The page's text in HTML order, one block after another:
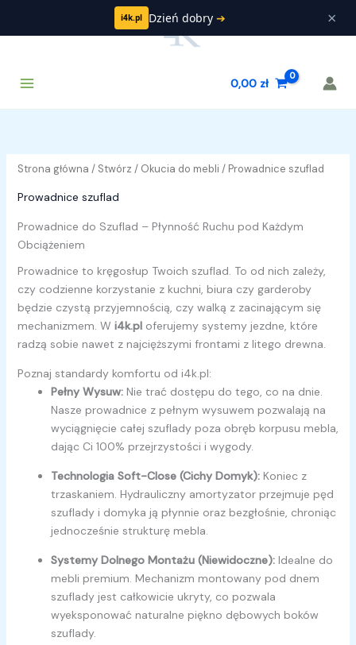
0,00 zł
Strona główna / Stwórz / Okucia do mebli / Prowadnice szuflad
Prowadnice szuflad
Prowadnice do Szuflad – Płynność Ruchu pod Każdym
Obciążeniem
Prowadnice to kręgosłup Twoich szuflad. To od nich zależy,
czy codzienne korzystanie z kuchni, biura czy garderoby
będzie czystą przyjemnością, czy walką z zacinającym się
mechanizmem. W i4k.ploferujemy systemy jezdne, które
radzą sobie nawet z najcięższymi frontami z litego drewna.
Poznaj standardy komfortu od i4k.pl:
Pełny Wysuw:Nie trać dostępu do tego, co na dnie.
Nasze prowadnice z pełnym wysuwem pozwalają na
wyciągnięcie całej szuflady poza obręb korpusu mebla,
dając Ci 100% przejrzystości i wygody.
Technologia Soft-Close (Cichy Domyk):Koniec z
trzaskaniem. Hydrauliczny amortyzator przejmuje pęd
szuflady i domyka ją płynnie oraz bezgłośnie, chroniąc
jednocześnie strukturę mebla.
Systemy Dolnego Montażu (Niewidoczne):Idealne do
mebli premium. Mechanizm montowany pod dnem
szuflady jest całkowicie ukryty, co pozwala
wyeksponować naturalne piękno dębowych boków
szuflady.
i4k.pl Dzień dobry ➔ ×